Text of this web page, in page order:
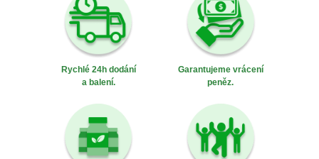
Rychlé 24h dodání
a balení.
Garantujeme vrácení
peněz.